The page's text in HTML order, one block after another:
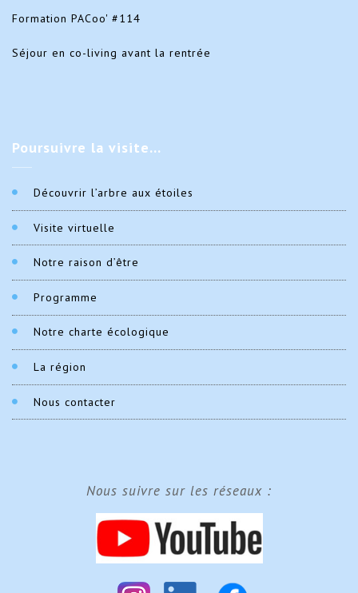
Formation PACoo' #114
Séjour en co-living avant la rentrée
Poursuivre la visite…
Découvrir l’arbre aux étoiles
Visite virtuelle
Notre raison d’être
Programme
Notre charte écologique
La région
Nous contacter
Nous suivre sur les réseaux :